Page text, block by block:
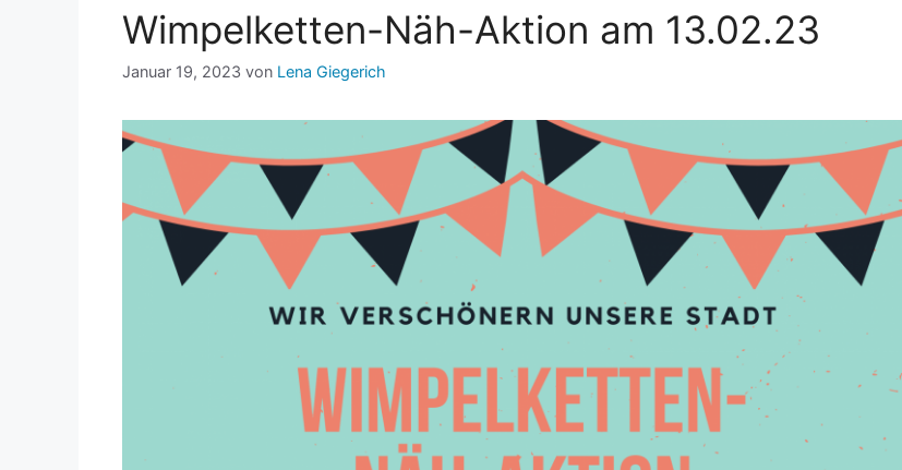
Wimpelketten-Näh-Aktion am 13.02.23
Januar 19, 2023 von Lena Giegerich